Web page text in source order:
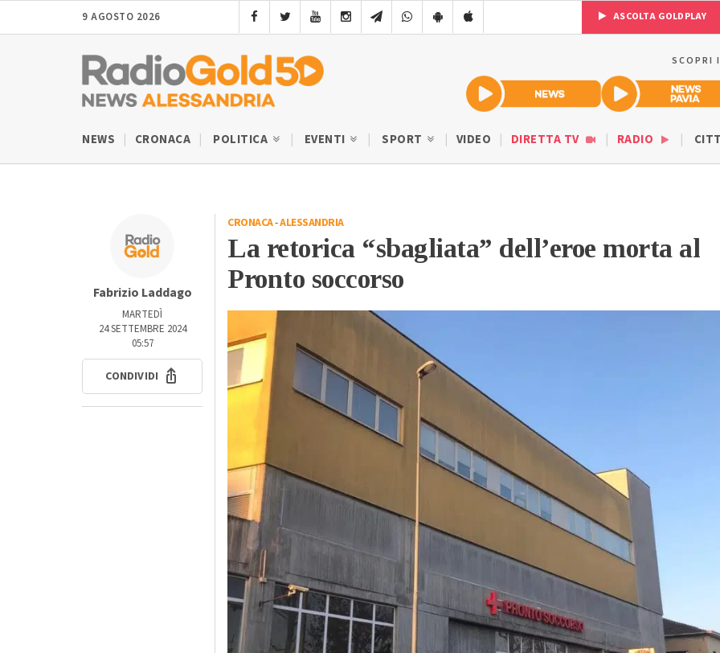
9 AGOSTO 2026 ASCOLTA GOLDPLAY
SCOPRI
NEWS CRONACA POLITICA EVENTI SPORT VIDEO DIRETTA TV RADIO
Fabrizio Laddago
MARTEDÌ
24 SETTEMBRE 2024
05:57
CONDIVIDI
CRONACA-ALESSANDRIA
La retorica “sbagliata” dell’eroe morta al
Pronto soccorso